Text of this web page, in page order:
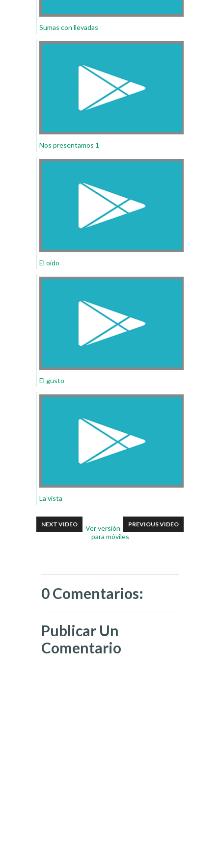
Sumas con llevadas
Nos presentamos 1
El oído
El gusto
La vista
NEXT VIDEO PREVIOUS VIDEO
Ver versión
para móviles
0 Comentarios:
Publicar Un
Comentario